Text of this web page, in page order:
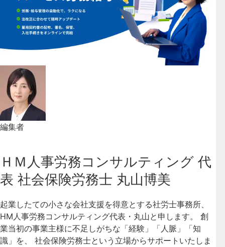
編集者
ＨＭ人事労務コンサルティング 代
表 社会保険労務士 丸山博美
起業したての小さな会社支援を得意とする社労士事務所、
HM人事労務コンサルティング代表・丸山と申します。 創
業当初の事業主様に不足しがちな「経験」「人脈」「知
識」を、 社会保険労務士という立場からサポートいたしま